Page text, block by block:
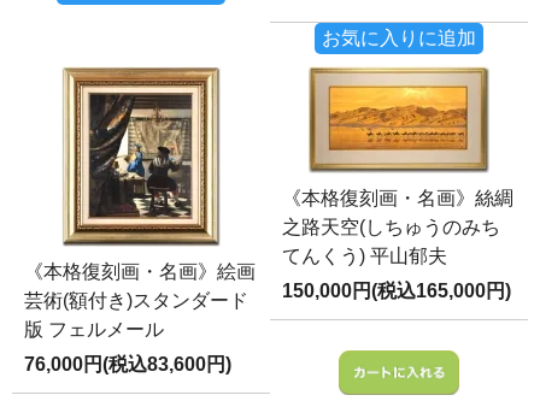
お気に入りに追加
《本格復刻画・名画》絵画
芸術(額付き)スタンダード
版 フェルメール
76,000円(税込83,600円)
《本格復刻画・名画》絲綢
之路天空(しちゅうのみち
てんくう) 平山郁夫
150,000円(税込165,000円)